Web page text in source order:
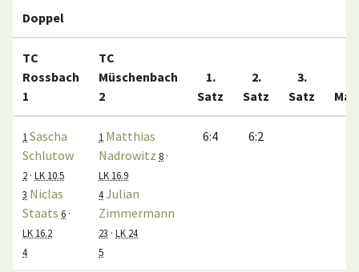
Doppel
TC
Rossbach
1
TC
Müschenbach
2
1.
Satz
2.
Satz
3.
Satz
1 Sascha
Schlutow
2 · LK 10.5
3 Niclas
Staats 6 ·
LK 16.2
4
1 Matthias
Nadrowitz 8 ·
LK 16.9
4Julian
Zimmermann
23 · LK 24
5
6:4 6:2